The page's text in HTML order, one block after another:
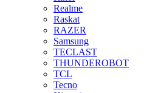
Realme
Raskat
RAZER
Samsung
TECLAST
THUNDEROBOT
TCL
Tecno